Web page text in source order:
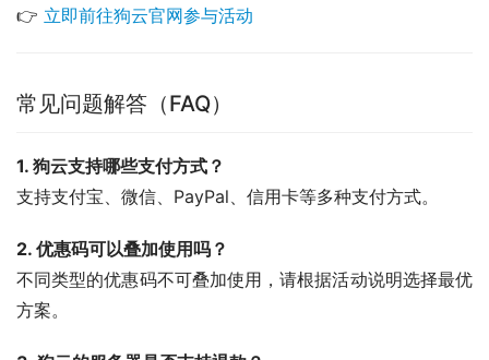
👉 立即前往狗云官网参与活动
常见问题解答（FAQ）
1. 狗云支持哪些支付方式？
支持支付宝、微信、PayPal、信用卡等多种支付方式。
2. 优惠码可以叠加使用吗？
不同类型的优惠码不可叠加使用，请根据活动说明选择最优
方案。